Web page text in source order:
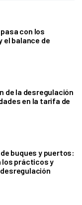
con los
balance de
de la desregulación
en la tarifa de
buques y puertos:
los prácticos y